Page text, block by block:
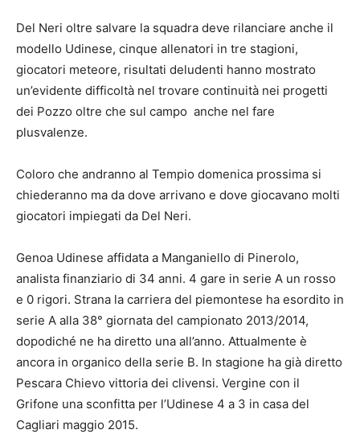
Del Neri oltre salvare la squadra deve rilanciare anche il
modello Udinese, cinque allenatori in tre stagioni,
giocatori meteore, risultati deludenti hanno mostrato
un’evidente difficoltà nel trovare continuità nei progetti
dei Pozzo oltre che sul campo anche nel fare
plusvalenze.
Coloro che andranno al Tempio domenica prossima si
chiederanno ma da dove arrivano e dove giocavano molti
giocatori impiegati da Del Neri.
Genoa Udinese affidata a Manganiello di Pinerolo,
analista finanziario di 34 anni. 4 gare in serie A un rosso
e 0 rigori. Strana la carriera del piemontese ha esordito in
serie A alla 38° giornata del campionato 2013/2014,
dopodiché ne ha diretto una all’anno. Attualmente è
ancora in organico della serie B. In stagione ha già diretto
Pescara Chievo vittoria dei clivensi. Vergine con il
Grifone una sconfitta per l’Udinese 4 a 3 in casa del
Cagliari maggio 2015.